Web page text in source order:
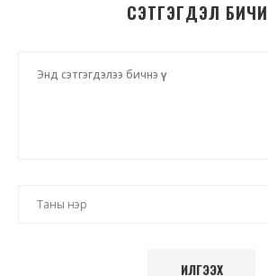
СЭТГЭГДЭЛ